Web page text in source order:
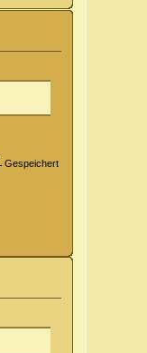
Gespeichert